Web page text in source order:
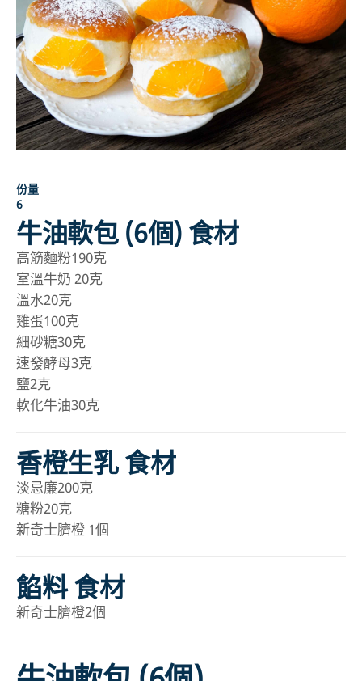
份量
6
牛油軟包 (6個) 食材
高筋麵粉190克
室溫牛奶 20克
溫水20克
雞蛋100克
細砂糖30克
速發酵母3克
鹽2克
軟化牛油30克
香橙生乳 食材
淡忌廉200克
糖粉20克
新奇士臍橙 1個
餡料 食材
新奇士臍橙2個